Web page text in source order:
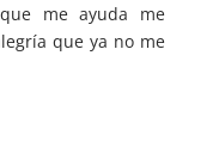
me ayuda me
que ya no me